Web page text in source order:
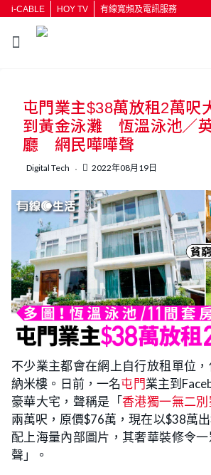
i-CABLE HOY TV 有線寬頻及電訊服務
按輸入鍵開始搜尋
屯門業主$38萬放租2萬
到黃金泳灘 恆溫泳池／
廳 網民嘩嘩聲
Digital Tech 2022年08月19日
不少業主都會在網上自行放租單位
納米樓。日前，一名屯門業主到
豪華大宅，聲稱是「香港獨一無二
兩萬呎，原價$76萬，現在以$38萬
配上海量內部圖片，其奢華裝修令
聲」。